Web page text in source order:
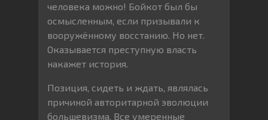
человека можно! Бойкот был бы
осмысленным, если призывали к
вооружённому восстанию. Но нет.
Оказывается преступную власть
накажет история.
Позиция, сидеть и ждать, являлась
причиной авторитарной эволюции
большевизма. Все умеренные